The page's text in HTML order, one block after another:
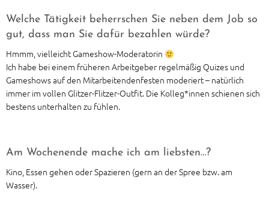
Welche Tätigkeit beherrschen Sie neben dem Job so
gut, dass man Sie dafür bezahlen würde?
Hmmm, vielleicht Gameshow-Moderatorin
Ich habe bei einem früheren Arbeitgeber regelmäßig Quizes und
Gameshows auf den Mitarbeitendenfesten moderiert – natürlich
immer im vollen Glitzer-Flitzer-Outfit. Die Kolleg*innen schienen sich
bestens unterhalten zu fühlen.
Am Wochenende mache ich am liebsten…?
Kino, Essen gehen oder Spazieren (gern an der Spree bzw. am
Wasser).